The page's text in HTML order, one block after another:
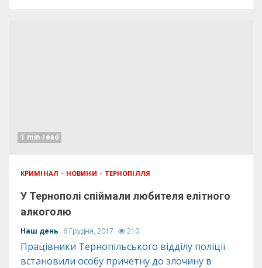
1 min read
КРИМІНАЛ НОВИНИ ТЕРНОПІЛЛЯ
У Тернополі спіймали любителя елітного
алкоголю
Наш день 6 Грудня, 2017 210
Працівники Тернопільського відділу поліції
встановили особу причетну до злочину в